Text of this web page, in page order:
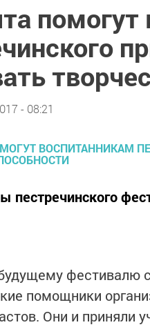
помогут
- 08:21
пестречинского
фестивалю
помощники
Они и приняли